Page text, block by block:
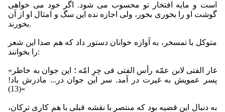
است و مایه افتخار تو محسوب مى‏ شود. اگر خود مى‏ خواهى
گوشت او را بخورى بخور، ولى اجازه نده این سگ و امثال او از آن
بخورند.
متوكل با تمسخر، به آوازه خوانان دستور داد كه هم صدا این شعر
را بخوانند:
«غار الفتى لابن عمّه رأس الفتى فى حِرِ امّه ؛ این جوان به خاطر
پسر عمویش به غیرت در آمد. سر این جوان در... مادرش باد!
»(13)
به دنبال این قضیه بود كه منتصر با نقشه قبلى با هم كارى تركان،